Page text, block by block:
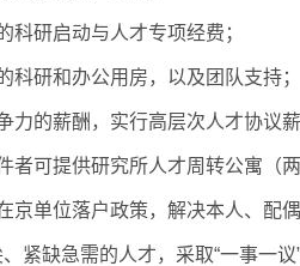
科研启动与人才专项经费；
科研和办公用房，以及团队支持；
力的薪酬，实行高层次人才协议薪
者可提供研究所人才周转公寓（两
京单位落户政策，解决本人、配
紧缺急需的人才，采取“一事一